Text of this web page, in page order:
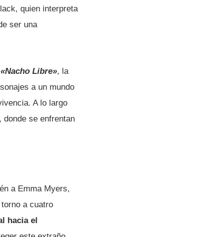
quien interpreta
ser una
«Nacho Libre», la
a un mundo
A lo largo
se enfrentan
a Emma Myers,
a cuatro
hacia el